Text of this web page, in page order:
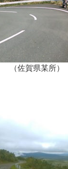
（佐賀県某所）